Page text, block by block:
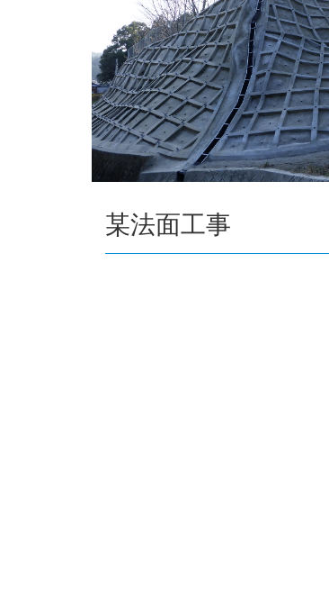
某法面工事